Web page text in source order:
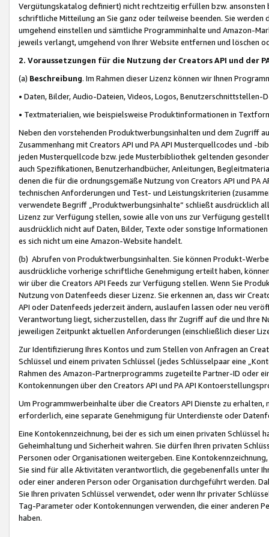
Vergütungskatalog definiert) nicht rechtzeitig erfüllen bzw. ansonsten
schriftliche Mitteilung an Sie ganz oder teilweise beenden. Sie werden
umgehend einstellen und sämtliche Programminhalte und Amazon-
jeweils verlangt, umgehend von Ihrer Website entfernen und löschen
2. Voraussetzungen für die Nutzung der Creators API und der
(a) Beschreibung. Im Rahmen dieser Lizenz können wir Ihnen
• Daten, Bilder, Audio-Dateien, Videos, Logos, Benutzerschnittstellen-
• Textmaterialien, wie beispielsweise Produktinformationen in
Neben den vorstehenden Produktwerbungsinhalten und dem Zugriff
Zusammenhang mit Creators API und PA API Musterquellcodes und
jeden Musterquellcode bzw. jede Musterbibliothek geltenden
auch Spezifikationen, Benutzerhandbücher, Anleitungen,
denen die für die ordnungsgemäße Nutzung von Creators API und PA
technischen Anforderungen und Test- und Leistungskriterien
verwendete Begriff „Produktwerbungsinhalte“ schließt ausdrücklich
Lizenz zur Verfügung stellen, sowie alle von uns zur Verfügung
ausdrücklich nicht auf Daten, Bilder, Texte oder sonstige
es sich nicht um eine Amazon-Website handelt.
(b) Abrufen von Produktwerbungsinhalten. Sie können Produkt-
ausdrückliche vorherige schriftliche Genehmigung erteilt haben,
wir über die Creators API Feeds zur Verfügung stellen. Wenn Sie
Nutzung von Datenfeeds dieser Lizenz. Sie erkennen an, dass wir
API oder Datenfeeds jederzeit ändern, auslaufen lassen oder neu
Verantwortung liegt, sicherzustellen, dass Ihr Zugriff auf die und Ihre
jeweiligen Zeitpunkt aktuellen Anforderungen (einschließlich dieser
Zur Identifizierung Ihres Kontos und zum Stellen von Anfragen an
Schlüssel und einem privaten Schlüssel (jedes Schlüsselpaar eine
Rahmen des Amazon-Partnerprogramms zugeteilte Partner-ID oder
Kontokennungen über den Creators API und PA API
Um Programmwerbeinhalte über die Creators API Dienste zu
erforderlich, eine separate Genehmigung für Unterdienste oder
Eine Kontokennzeichnung, bei der es sich um einen privaten
Geheimhaltung und Sicherheit wahren. Sie dürfen Ihren privaten
Personen oder Organisationen weitergeben. Eine
Sie sind für alle Aktivitäten verantwortlich, die gegebenenfalls unter
oder einer anderen Person oder Organisation durchgeführt werden.
Sie Ihren privaten Schlüssel verwendet, oder wenn Ihr privater
Tag-Parameter oder Kontokennungen verwenden, die einer anderen
haben.